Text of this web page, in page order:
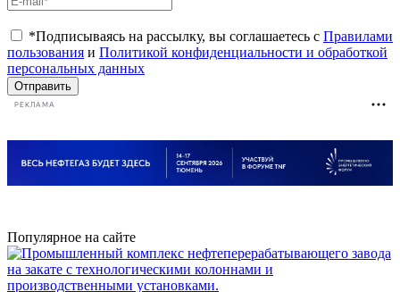
*Подписываясь на рассылку, вы соглашаетесь с Правилами
пользования и Политикой конфиденциальности и обработкой
персональных данных
Отправить
РЕКЛАМА
Популярное на сайте